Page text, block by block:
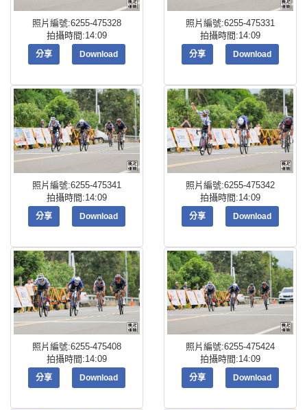
照片編號:6255-475328
拍攝時間:14:09
分享 Download
照片編號:6255-475331
拍攝時間:14:09
分享 Download
照片編號:6255-475341
拍攝時間:14:09
分享 Download
照片編號:6255-475342
拍攝時間:14:09
分享 Download
照片編號:6255-475408
拍攝時間:14:09
分享 Download
照片編號:6255-475424
拍攝時間:14:09
分享 Download